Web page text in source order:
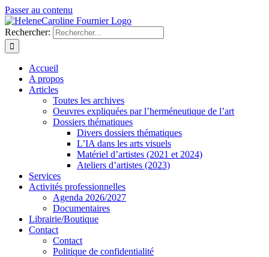
Passer au contenu
Rechercher:
Accueil
A propos
Articles
Toutes les archives
Oeuvres expliquées par l’herméneutique de l’art
Dossiers thématiques
Divers dossiers thématiques
L’IA dans les arts visuels
Matériel d’artistes (2021 et 2024)
Ateliers d’artistes (2023)
Services
Activités professionnelles
Agenda 2026/2027
Documentaires
Librairie/Boutique
Contact
Contact
Politique de confidentialité